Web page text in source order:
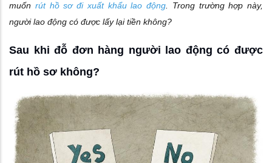
muốn rút hồ sơ đi xuất khẩu lao động . Trong trường hợp này,
người lao động có được lấy lại tiền không?
Sau khi đỗ đơn hàng người lao động có được
rút hồ sơ không?